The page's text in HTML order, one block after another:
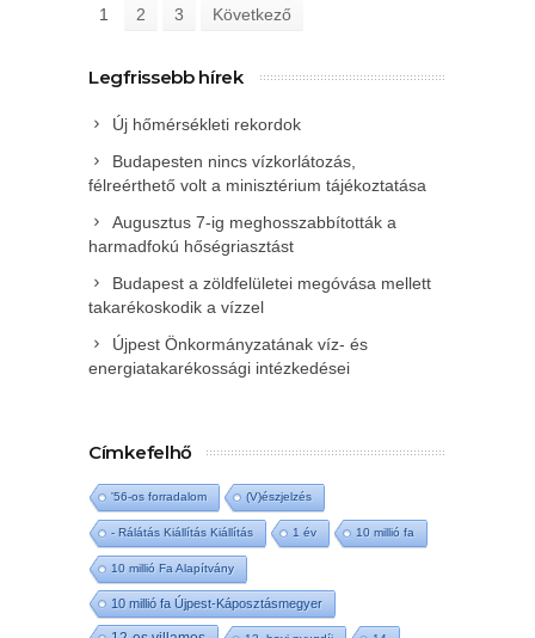
1 2 3 Következő
Legfrissebb hírek
Új hőmérsékleti rekordok
Budapesten nincs vízkorlátozás,
félreérthető volt a minisztérium tájékoztatása
Augusztus 7-ig meghosszabbították a
harmadfokú hőségriasztást
Budapest a zöldfelületei megóvása mellett
takarékoskodik a vízzel
Újpest Önkormányzatának víz- és
energiatakarékossági intézkedései
Címkefelhő
'56-os forradalom (V)észjelzés
- Rálátás Kiállítás Kiállítás 1 év 10 millió fa
10 millió Fa Alapítvány
10 millió fa Újpest-Káposztásmegyer